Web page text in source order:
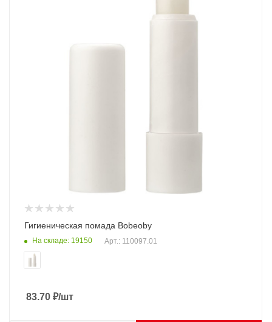
Гигиеническая помада Bobeoby
На складе: 19150 Арт.: 110097.01
83.70 ₽/шт